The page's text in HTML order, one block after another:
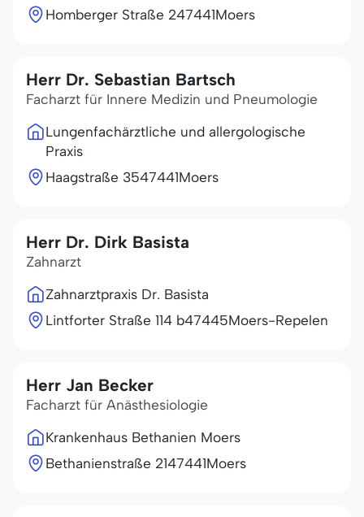
Homberger Straße 247441Moers
Herr Dr. Sebastian Bartsch
Facharzt für Innere Medizin und Pneumologie
Lungenfachärztliche und allergologische
Praxis
Haagstraße 3547441Moers
Herr Dr. Dirk Basista
Zahnarzt
Zahnarztpraxis Dr. Basista
Lintforter Straße 114 b47445Moers-Repelen
Herr Jan Becker
Facharzt für Anästhesiologie
Krankenhaus Bethanien Moers
Bethanienstraße 2147441Moers